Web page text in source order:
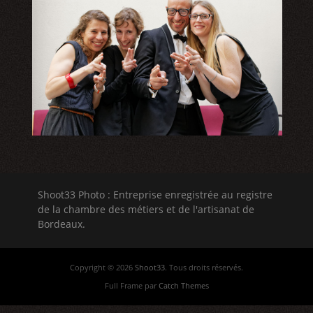
Shoot33 Photo : Entreprise enregistrée au registre
de la chambre des métiers et de l'artisanat de
Bordeaux.
Copyright © 2026 Shoot33. Tous droits réservés.
Full Frame par Catch Themes